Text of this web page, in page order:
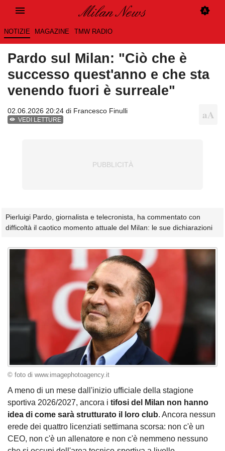
NOTIZIE MAGAZINE TMW RADIO
Pardo sul Milan: "Ciò che è
successo quest'anno e che sta
venendo fuori è surreale"
02.06.2026 20:24 di Francesco Finulli
VEDI LETTURE
Pierluigi Pardo, giornalista e telecronista, ha commentato con
difficoltà il caotico momento attuale del Milan: le sue dichiarazioni
© foto di www.imagephotoagency.it
A meno di un mese dall'inizio ufficiale della stagione
sportiva 2026/2027, ancora i tifosi del
Milan non hanno
idea di come sarà strutturato il loro club. Ancora nessun
erede dei quattro licenziati settimana scorsa: non c'è un
CEO, non c'è un allenatore e non c'è nemmeno nessuno